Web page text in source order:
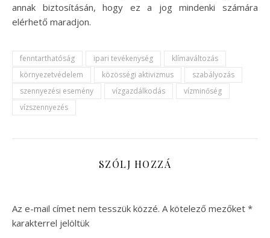
annak biztosításán, hogy ez a jog mindenki számára
elérhető maradjon.
fenntarthatóság ipari tevékenység
klímaváltozás
környezetvédelem
közösségi aktivizmus
szabályozás
szennyezési esemény
vízgazdálkodás
vízminőség
vízszennyezés
SZÓLJ HOZZÁ
Az e-mail címet nem tesszük közzé. A kötelező mezőket *
karakterrel jelöltük